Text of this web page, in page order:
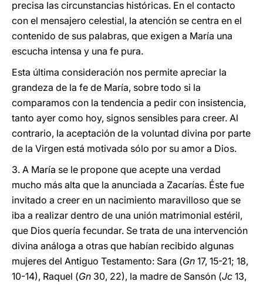
precisa las circunstancias históricas. En el contacto
con el mensajero celestial, la atención se centra en el
contenido de sus palabras, que exigen a María una
escucha intensa y una fe pura.
Esta última consideración nos permite apreciar la
grandeza de la fe de María, sobre todo si la
comparamos con la tendencia a pedir con insistencia,
tanto ayer como hoy, signos sensibles para creer. Al
contrario, la aceptación de la voluntad divina por parte
de la Virgen está motivada sólo por su amor a Dios.
3. A María se le propone que acepte una verdad
mucho más alta que la anunciada a Zacarías. Éste fue
invitado a creer en un nacimiento maravilloso que se
iba a realizar dentro de una unión matrimonial estéril,
que Dios quería fecundar. Se trata de una intervención
divina análoga a otras que habían recibido algunas
mujeres del Antiguo Testamento: Sara (Gn 17, 15-21; 18,
10-14), Raquel (Gn 30, 22), la madre de Sansón (Jc 13,